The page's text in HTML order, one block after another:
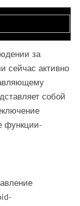
за
сейчас активно
собой
функции-